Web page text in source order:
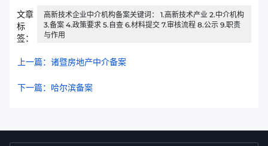
文章
标
签：
高新技术企业中介机构备案关键词： 1.高新技术产业 2.中介机构
3.备案 4.政策要求 5.自查 6.材料提交 7.审核流程 8.公示 9.职责
与作用
上一篇：诸暨房地产中介备案
下一篇：哈尔滨备案